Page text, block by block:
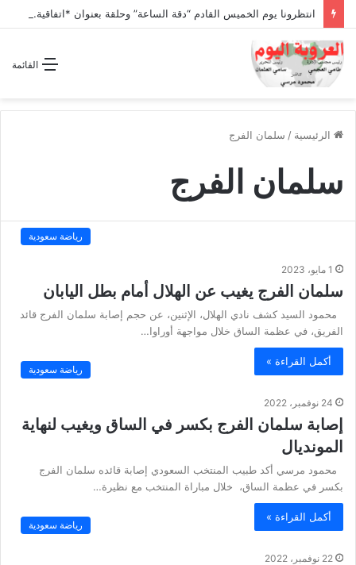
انتظرونا يوم الخميس القادم “دقة الساعة” وحلقة بعنوان *اتفاقية مكة للدفاع المشترك”
القائمة
الرئيسية / سلمان الفرج
سلمان الفرج
رياضة سعودية
1 مايو، 2023
سلمان الفرج يغيب عن الهلال أمام بطل اليابان
محمود السيد كشف نادي الهلال، الإثنين، عن حجم إصابة سلمان الفرج قائد
الفريق، في عظمة الساق خلال مواجهة أوراوا…
أكمل القراءة »
رياضة سعودية
24 نوفمبر، 2022
إصابة سلمان الفرج بكسر في الساق ويغيب لنهاية
المونديال
محمود مرسي أكد طبيب المنتخب السعودي إصابة قائده سلمان الفرج
بكسر في عظمة الساق، خلال مباراة المنتخب مع نظيرة…
أكمل القراءة »
رياضة سعودية
22 نوفمبر، 2022